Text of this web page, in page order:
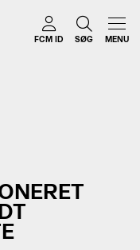
FCM ID SØG MENU